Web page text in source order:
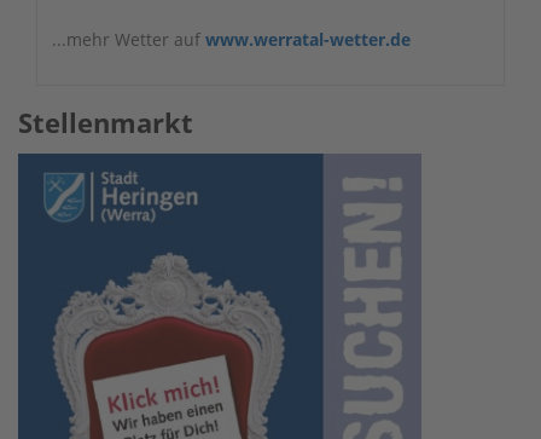
...mehr Wetter auf www.werratal-wetter.de
Stellenmarkt